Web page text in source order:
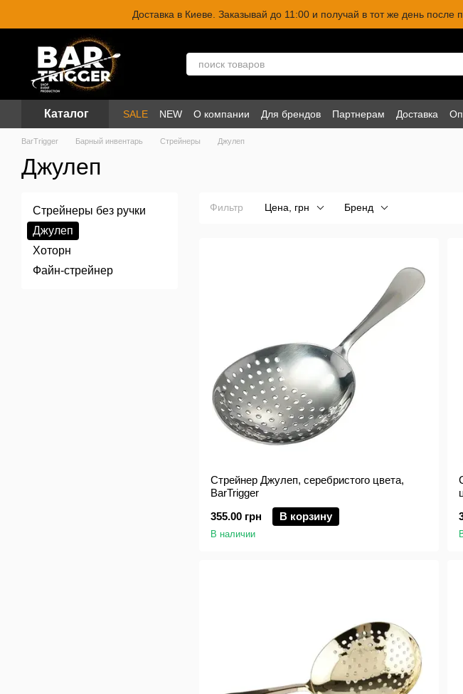
Перейти к основному контентуДоставка в Киеве. Заказывай до 11:00 и получай в тот же день
Каталог SALE NEW О компании Для брендов Партнерам Доставка
BarTrigger Барный инвентарь Стрейнеры Джулеп
Джулеп
Фильтр Цена, грн Бренд
Стрейнер Джулеп, серебристого цвета,
BarTrigger
355.00 грн
В корзину
В наличии
Стрейнеры без ручки
Джулеп
Хоторн
Файн-стрейнер